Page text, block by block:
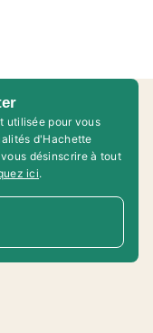
utilisée pour vous
d'Hachette
désinscrire à tout
ici.